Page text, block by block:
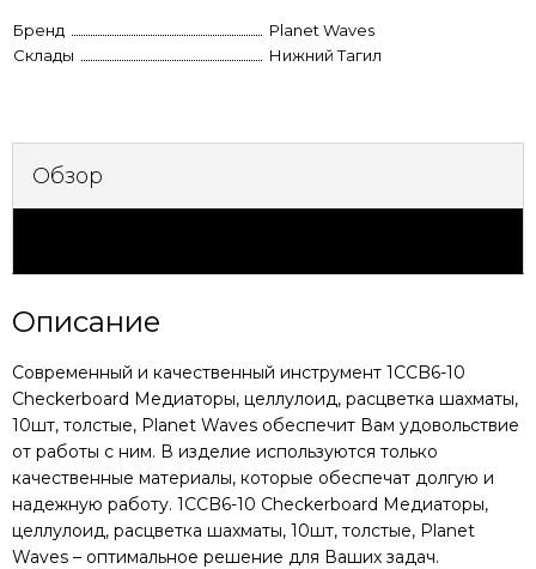
Бренд
Planet Waves
Склады
Нижний Тагил
Обзор
Описание
Современный и качественный инструмент 1CCB6-10
Checkerboard Медиаторы, целлулоид, расцветка шахматы,
10шт, толстые, Planet Waves обеспечит Вам удовольствие
от работы с ним. В изделие используются только
качественные материалы, которые обеспечат долгую и
надежную работу. 1CCB6-10 Checkerboard Медиаторы,
целлулоид, расцветка шахматы, 10шт, толстые, Planet
Waves – оптимальное решение для Ваших задач.